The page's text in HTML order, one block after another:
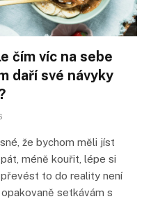
čím víc na sebe
daří své návyky
že bychom měli jíst
méně kouřit, lépe si
to do reality není
setkávám s